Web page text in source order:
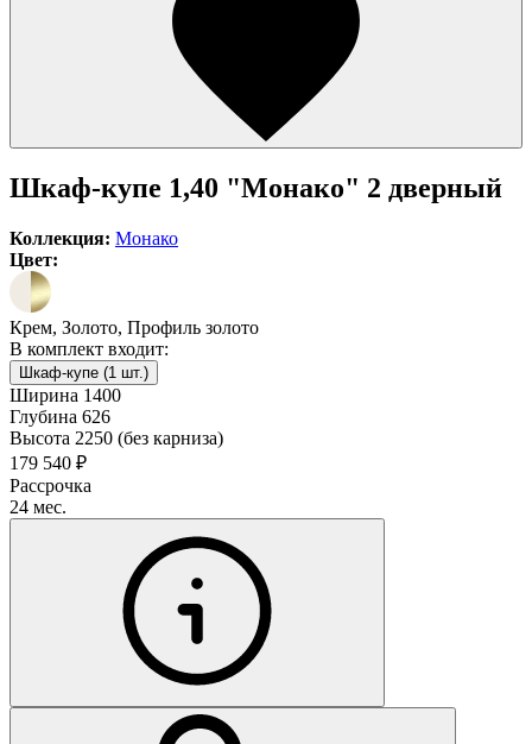
Шкаф-купе 1,40 "Монако" 2 дверный
Коллекция: Монако
Цвет:
Крем, Золото, Профиль золото
В комплект входит:
Шкаф-купе (1 шт.)
Ширина 1400
Глубина 626
Высота 2250 (без карниза)
179 540 ₽
Рассрочка
24 мес.